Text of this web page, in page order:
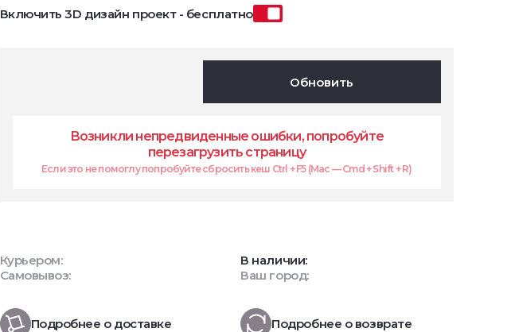
Включить 3D дизайн проект - бесплатно
Обновить
Возникли непредвиденные ошибки, попробуйте
перезагрузить страницу
Если это не помоглу попробуйте сбросить кеш Ctrl + F5 (Mac — Cmd + Shift + R)
Курьером:
Самовывоз:
В наличии:
Ваш город:
Подробнее о доставке Подробнее о возврате